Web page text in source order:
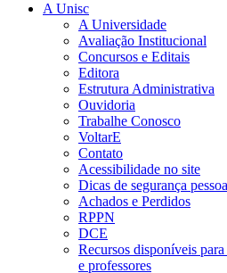
A Unisc
A Universidade
Avaliação Institucional
Concursos e Editais
Editora
Estrutura Administrativa
Ouvidoria
Trabalhe Conosco
VoltarE
Contato
Acessibilidade no site
Dicas de segurança
Achados e Perdidos
RPPN
DCE
Recursos disponíveis
e professores